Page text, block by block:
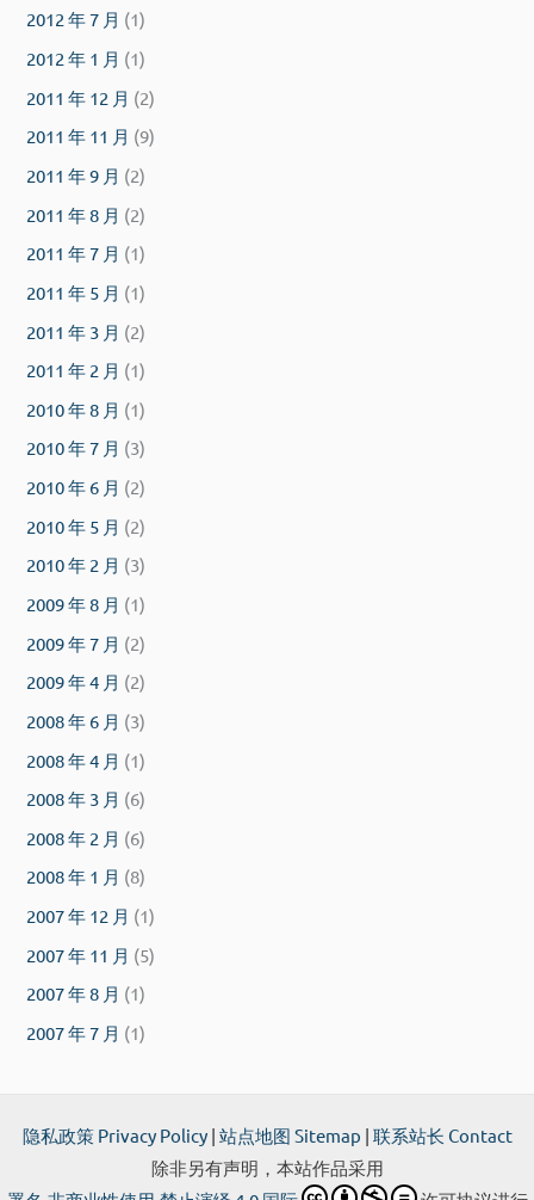
2012 年 7 月 (1)
2012 年 1 月 (1)
2011 年 12 月 (2)
2011 年 11 月 (9)
2011 年 9 月 (2)
2011 年 8 月 (2)
2011 年 7 月 (1)
2011 年 5 月 (1)
2011 年 3 月 (2)
2011 年 2 月 (1)
2010 年 8 月 (1)
2010 年 7 月 (3)
2010 年 6 月 (2)
2010 年 5 月 (2)
2010 年 2 月 (3)
2009 年 8 月 (1)
2009 年 7 月 (2)
2009 年 4 月 (2)
2008 年 6 月 (3)
2008 年 4 月 (1)
2008 年 3 月 (6)
2008 年 2 月 (6)
2008 年 1 月 (8)
2007 年 12 月 (1)
2007 年 11 月 (5)
2007 年 8 月 (1)
2007 年 7 月 (1)
隐私政策 Privacy Policy| 站点地图 Sitemap | 联系站长 Contact
除非另有声明，本站作品采用